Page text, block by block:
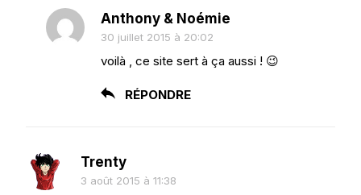
Anthony & Noémie
30 juillet 2015 à 20:02
voilà , ce site sert à ça aussi ! 😉
RÉPONDRE
Trenty
3 août 2015 à 11:38